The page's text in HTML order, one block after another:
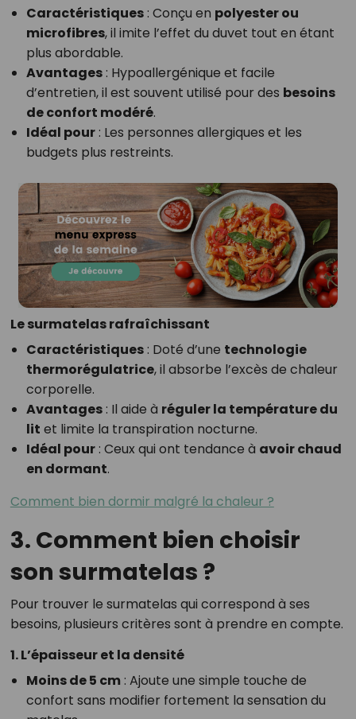
Caractéristiques: Conçu en polyester ou
microfibres, il imite l’effet du duvet tout en étant
plus abordable.
Avantages: Hypoallergénique et facile
d’entretien, il est souvent utilisé pour des besoins
de confort modéré.
Idéal pour: Les personnes allergiques et les
budgets plus restreints.
Le surmatelas rafraîchissant
Caractéristiques: Doté d’une technologie
thermorégulatrice, il absorbe l’excès de chaleur
corporelle.
Avantages: Il aide à réguler la température du
lit et limite la transpiration nocturne.
Idéal pour: Ceux qui ont tendance à avoir chaud
en dormant.
Comment bien dormir malgré la chaleur ?
3. Comment bien choisir
son surmatelas ?
Pour trouver le surmatelas qui correspond à ses
besoins, plusieurs critères sont à prendre en compte.
1. L’épaisseur et la densité
Moins de 5 cm: Ajoute une simple touche de
confort sans modifier fortement la sensation du